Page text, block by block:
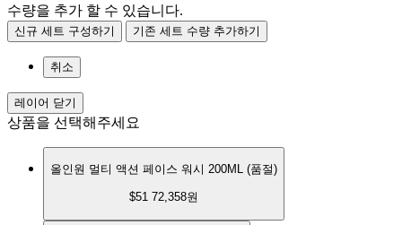
수량을 추가 할 수 있습니다.
신규 세트 구성하기 기존 세트 수량 추가하기
취소
레이어 닫기
상품을 선택해주세요
올인원 멀티 액션 페이스 워시 200ML (품절)
$51 72,358원